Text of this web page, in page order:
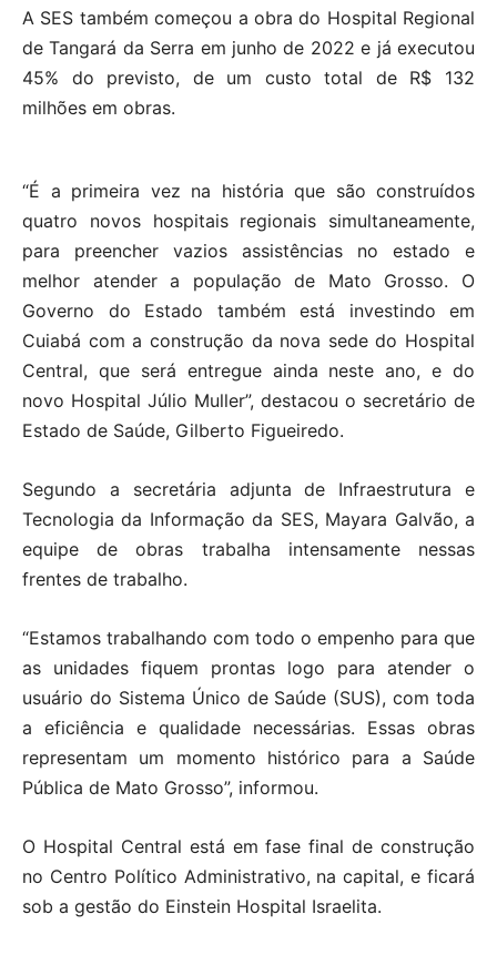
A SES também começou a obra do Hospital Regional
de Tangará da Serra em junho de 2022 e já executou
45% do previsto, de um custo total de R$ 132
milhões em obras.
“É a primeira vez na história que são construídos
quatro novos hospitais regionais simultaneamente,
para preencher vazios assistências no estado e
melhor atender a população de Mato Grosso. O
Governo do Estado também está investindo em
Cuiabá com a construção da nova sede do Hospital
Central, que será entregue ainda neste ano, e do
novo Hospital Júlio Muller”, destacou o secretário de
Estado de Saúde, Gilberto Figueiredo.
Segundo a secretária adjunta de Infraestrutura e
Tecnologia da Informação da SES, Mayara Galvão, a
equipe de obras trabalha intensamente nessas
frentes de trabalho.
“Estamos trabalhando com todo o empenho para que
as unidades fiquem prontas logo para atender o
usuário do Sistema Único de Saúde (SUS), com toda
a eficiência e qualidade necessárias. Essas obras
representam um momento histórico para a Saúde
Pública de Mato Grosso”, informou.
O Hospital Central está em fase final de construção
no Centro Político Administrativo, na capital, e ficará
sob a gestão do Einstein Hospital Israelita.